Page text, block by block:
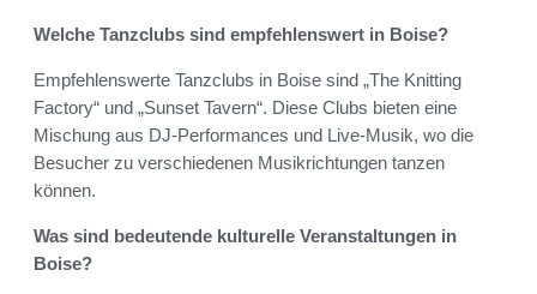
Welche Tanzclubs sind empfehlenswert in Boise?
Empfehlenswerte Tanzclubs in Boise sind „The Knitting
Factory“ und „Sunset Tavern“. Diese Clubs bieten eine
Mischung aus DJ-Performances und Live-Musik, wo die
Besucher zu verschiedenen Musikrichtungen tanzen
können.
Was sind bedeutende kulturelle Veranstaltungen in
Boise?